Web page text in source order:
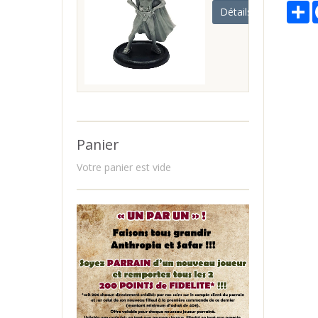
Détails
Panier
Votre panier est vide